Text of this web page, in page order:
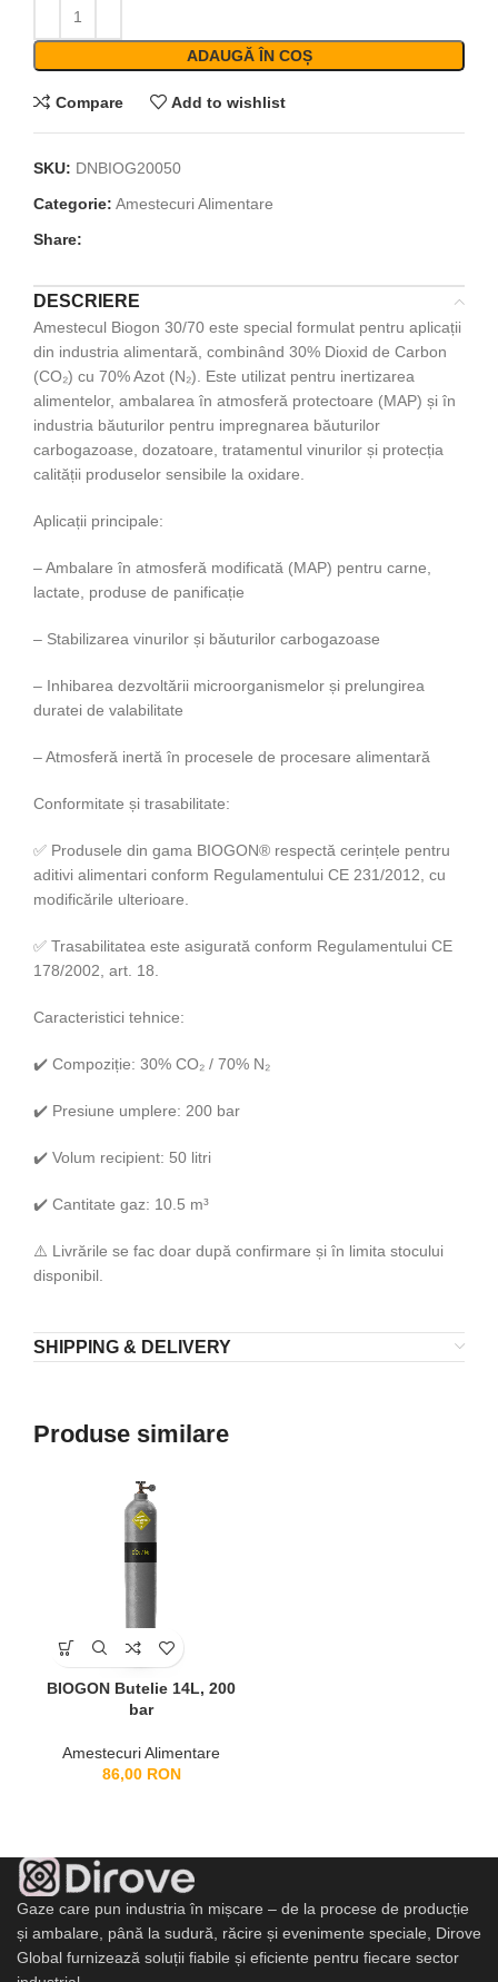
ADAUGĂ ÎN COȘ
Compare Add to wishlist
SKU: DNBIOG20050
Categorie: Amestecuri Alimentare
Share:
DESCRIERE
Amestecul Biogon 30/70 este special formulat pentru aplicații
din industria alimentară, combinând 30% Dioxid de Carbon
(CO₂) cu 70% Azot (N₂). Este utilizat pentru inertizarea
alimentelor, ambalarea în atmosferă protectoare (MAP) și în
industria băuturilor pentru impregnarea băuturilor
carbogazoase, dozatoare, tratamentul vinurilor și protecția
calității produselor sensibile la oxidare.
Aplicații principale:
– Ambalare în atmosferă modificată (MAP) pentru carne,
lactate, produse de panificație
– Stabilizarea vinurilor și băuturilor carbogazoase
– Inhibarea dezvoltării microorganismelor și prelungirea
duratei de valabilitate
– Atmosferă inertă în procesele de procesare alimentară
Conformitate și trasabilitate:
✅ Produsele din gama BIOGON® respectă cerințele pentru
aditivi alimentari conform Regulamentului CE 231/2012, cu
modificările ulterioare.
✅ Trasabilitatea este asigurată conform Regulamentului CE
178/2002, art. 18.
Caracteristici tehnice:
✔️ Compoziție: 30% CO₂ / 70% N₂
✔️ Presiune umplere: 200 bar
✔️ Volum recipient: 50 litri
✔️ Cantitate gaz: 10.5 m³
⚠️ Livrările se fac doar după confirmare și în limita stocului
disponibil.
SHIPPING & DELIVERY
Produse similare
BIOGON Butelie 14L, 200
bar
Amestecuri Alimentare
86,00 RON
Gaze care pun industria în mișcare – de la procese de producție
și ambalare, până la sudură, răcire și evenimente speciale, Dirove
Global furnizează soluții fiabile și eficiente pentru fiecare sector